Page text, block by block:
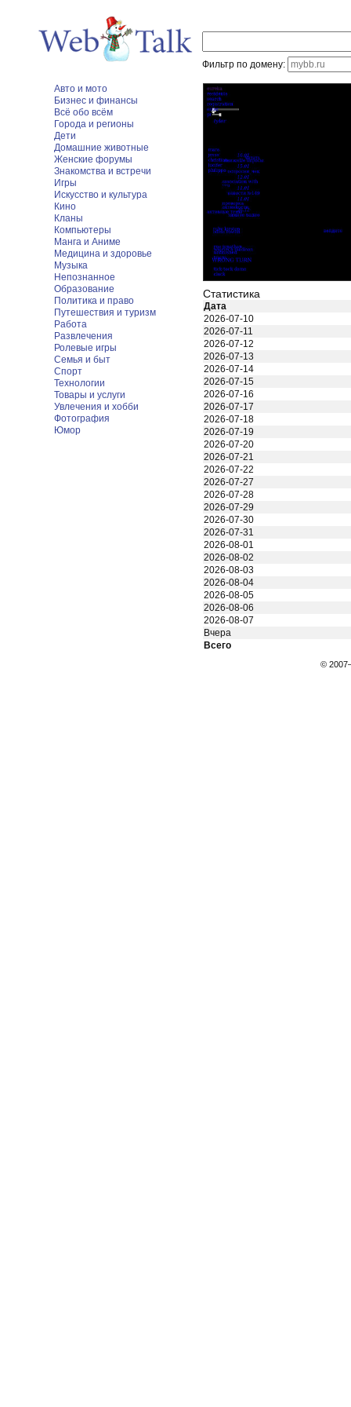
Фильтр по домену:
Авто и мото
Бизнес и финансы
Всё обо всём
Города и регионы
Дети
Домашние животные
Женские форумы
Знакомства и встречи
Игры
Искусство и культура
Кино
Кланы
Компьютеры
Манга и Аниме
Медицина и здоровье
Музыка
Непознанное
Образование
Политика и право
Путешествия и туризм
Работа
Развлечения
Ролевые игры
Семья и быт
Спорт
Технологии
Товары и услуги
Увлечения и хобби
Фотография
Юмор
Статистика
Дата
2026-07-10
2026-07-11
2026-07-12
2026-07-13
2026-07-14
2026-07-15
2026-07-16
2026-07-17
2026-07-18
2026-07-19
2026-07-20
2026-07-21
2026-07-22
2026-07-27
2026-07-28
2026-07-29
2026-07-30
2026-07-31
2026-08-01
2026-08-02
2026-08-03
2026-08-04
2026-08-05
2026-08-06
2026-08-07
Вчера
Всего
©